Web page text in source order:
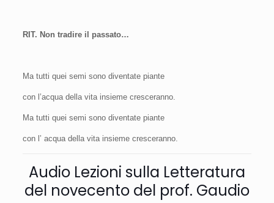
RIT. Non tradire il passato…
Ma tutti quei semi sono diventate piante
con l’acqua della vita insieme cresceranno.
Ma tutti quei semi sono diventate piante
con l’ acqua della vita insieme cresceranno.
Audio Lezioni sulla Letteratura
del novecento del prof. Gaudio